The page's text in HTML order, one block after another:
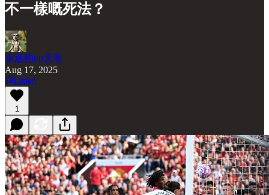
不一樣嘅死法？
車迷狗up天地
Aug 17, 2025
Listen
1